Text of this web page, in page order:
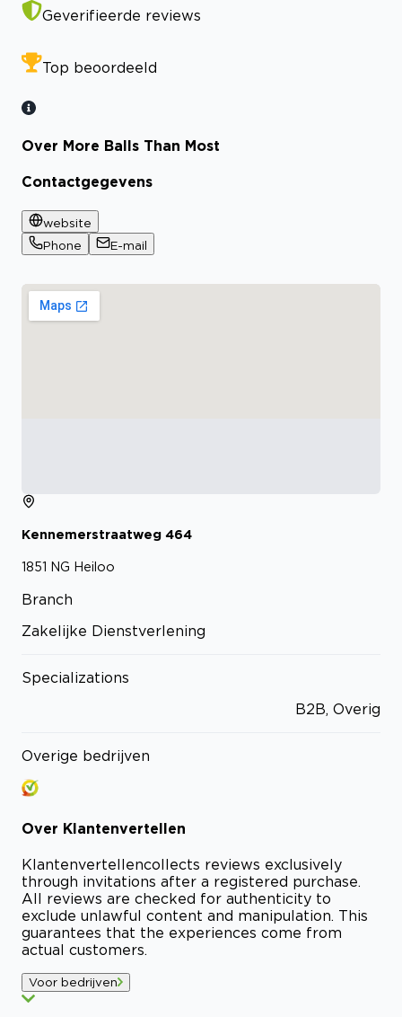
Geverifieerde reviews
Top beoordeeld
Over More Balls Than Most
Contactgegevens
website
Phone
E-mail
Kennemerstraatweg 464
1851 NG Heiloo
Branch
Zakelijke Dienstverlening
Specializations
B2B, Overig
Overige bedrijven
Over Klantenvertellen
Klantenvertellencollects reviews exclusively
through invitations after a registered purchase.
All reviews are checked for authenticity to
exclude unlawful content and manipulation. This
guarantees that the experiences come from
actual customers.
Voor bedrijven